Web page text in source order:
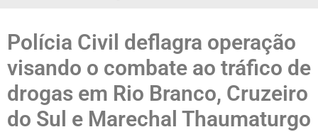
Polícia Civil deflagra operação
visando o combate ao tráfico de
drogas em Rio Branco, Cruzeiro
do Sul e Marechal Thaumaturgo